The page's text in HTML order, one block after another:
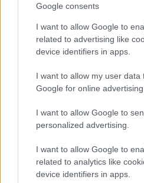
Google consents
I want to allow Google to
related to advertising like
device identifiers in apps.
I want to allow my user data
Google for online
I want to allow Google to
personalized advertising.
I want to allow Google to
related to analytics like
device identifiers in apps.